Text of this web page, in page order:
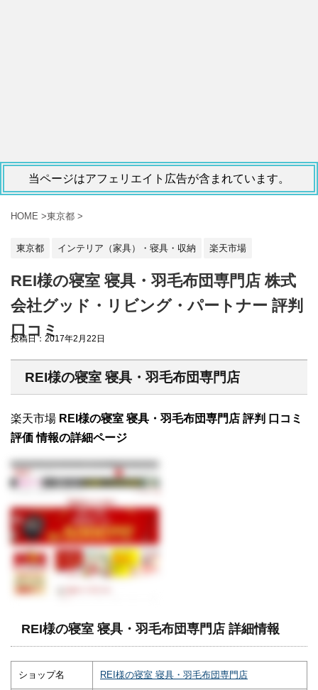
当ページはアフェリエイト広告が含まれています。
HOME >東京都 >
東京都 インテリア（家具）・寝具・収納 楽天市場
REI様の寝室 寝具・羽毛布団専門店 株式
会社グッド・リビング・パートナー 評判
口コミ
投稿日： 2017年2月22日
REI様の寝室 寝具・羽毛布団専門店
楽天市場 REI様の寝室 寝具・羽毛布団専門店 評判 口コミ
評価 情報の詳細ページ
REI様の寝室 寝具・羽毛布団専門店 詳細情報
ショップ名 REI様の寝室 寝具・羽毛布団専門店